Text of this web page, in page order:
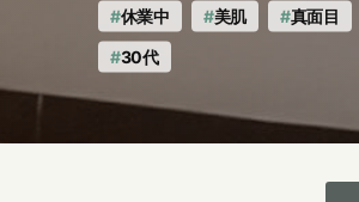
の
手〜
心〜
の
手〜
心〜
休業中 美肌 真面目
30代